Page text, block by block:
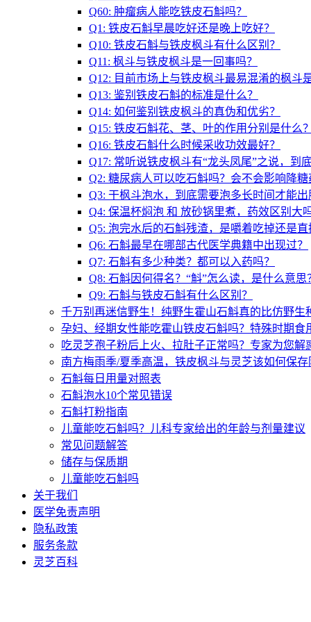
Q60: 肿瘤病人能吃铁皮石斛吗？
Q1: 铁皮石斛早晨吃好还是晚上吃好？
Q10: 铁皮石斛与铁皮枫斗有什么区别？
Q11: 枫斗与铁皮枫斗是一回事吗？
Q12: 目前市场上与铁皮枫斗最易混淆的枫斗
Q13: 鉴别铁皮石斛的标准是什么？
Q14: 如何鉴别铁皮枫斗的真伪和优劣？
Q15: 铁皮石斛花、茎、叶的作用分别是什么
Q16: 铁皮石斛什么时候采收功效最好？
Q17: 常听说铁皮枫斗有“龙头凤尾”之说，到
Q2: 糖尿病人可以吃石斛吗？会不会影响降糖
Q3: 干枫斗泡水，到底需要泡多长时间才能出
Q4: 保温杯焖泡 和 放砂锅里煮，药效区别大
Q5: 泡完水后的石斛残渣，是嚼着吃掉还是
Q6: 石斛最早在哪部古代医学典籍中出现过？
Q7: 石斛有多少种类？都可以入药吗？
Q8: 石斛因何得名？“斛”怎么读，是什么意思
Q9: 石斛与铁皮石斛有什么区别？
千万别再迷信野生！纯野生霍山石斛真的比仿野生
孕妇、经期女性能吃霍山铁皮石斛吗？特殊时期食
吃灵芝孢子粉后上火、拉肚子正常吗？专家为您解
南方梅雨季/夏季高温，铁皮枫斗与灵芝该如何保
石斛每日用量对照表
石斛泡水10个常见错误
石斛打粉指南
儿童能吃石斛吗？儿科专家给出的年龄与剂量建议
常见问题解答
储存与保质期
儿童能吃石斛吗
关于我们
医学免责声明
隐私政策
服务条款
灵芝百科